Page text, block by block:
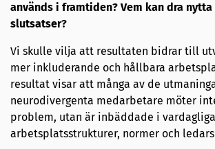
används i framtiden? Vem kan dra nytta
slutsatser?
Vi skulle vilja att resultaten bidrar till
mer inkluderande och hållbara
resultat visar att många av de
neurodivergenta medarbetare möter
problem, utan är inbäddade i vardagliga
arbetsplatsstrukturer, normer och